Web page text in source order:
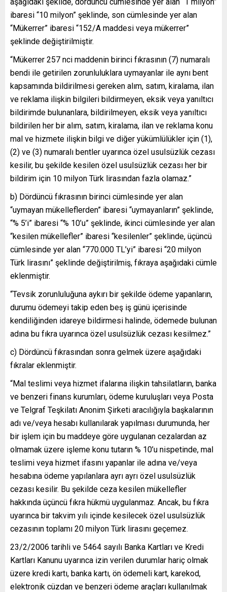
ibaresi “10 milyon” şeklinde, son cümlesinde yer alan
“Mükerrer” ibaresi “152/A maddesi veya mükerrer”
şeklinde değiştirilmiştir.
“Mükerrer 257 nci maddenin birinci fıkrasının (7) numaralı
bendi ile getirilen zorunluluklara uymayanlar ile aynı bent
kapsamında bildirilmesi gereken alım, satım, kiralama, ilan
ve reklama ilişkin bilgileri bildirmeyen, eksik veya yanıltıcı
bildirimde bulunanlara, bildirilmeyen, eksik veya yanıltıcı
bildirilen her bir alım, satım, kiralama, ilan ve reklama konu
mal ve hizmete ilişkin bilgi ve diğer yükümlülükler için (1),
(2) ve (3) numaralı bentler uyarınca özel usulsüzlük cezası
kesilir, bu şekilde kesilen özel usulsüzlük cezası her bir
bildirim için 10 milyon Türk lirasından fazla olamaz.”
b) Dördüncü fıkrasının birinci cümlesinde yer alan
“uymayan mükelleflerden” ibaresi “uymayanların” şeklinde,
“% 5’i” ibaresi “% 10’u” şeklinde, ikinci cümlesinde yer alan
“kesilen mükellefler” ibaresi “kesilenler” şeklinde, üçüncü
cümlesinde yer alan “770.000 TL’yi” ibaresi “20 milyon
Türk lirasını” şeklinde değiştirilmiş, fıkraya aşağıdaki cümle
eklenmiştir.
“Tevsik zorunluluğuna aykırı bir şekilde ödeme yapanların,
durumu ödemeyi takip eden beş iş günü içerisinde
kendiliğinden idareye bildirmesi halinde, ödemede bulunan
adına bu fıkra uyarınca özel usulsüzlük cezası kesilmez.”
c) Dördüncü fıkrasından sonra gelmek üzere aşağıdaki
fıkralar eklenmiştir.
“Mal teslimi veya hizmet ifalarına ilişkin tahsilatların, banka
ve benzeri finans kurumları, ödeme kuruluşları veya Posta
ve Telgraf Teşkilatı Anonim Şirketi aracılığıyla başkalarının
adı ve/veya hesabı kullanılarak yapılması durumunda, her
bir işlem için bu maddeye göre uygulanan cezalardan az
olmamak üzere işleme konu tutarın % 10’u nispetinde, mal
teslimi veya hizmet ifasını yapanlar ile adına ve/veya
hesabına ödeme yapılanlara ayrı ayrı özel usulsüzlük
cezası kesilir. Bu şekilde ceza kesilen mükellefler
hakkında üçüncü fıkra hükmü uygulanmaz. Ancak, bu fıkra
uyarınca bir takvim yılı içinde kesilecek özel usulsüzlük
cezasının toplamı 20 milyon Türk lirasını geçemez.
23/2/2006 tarihli ve 5464 sayılı Banka Kartları ve Kredi
Kartları Kanunu uyarınca izin verilen durumlar hariç olmak
üzere kredi kartı, banka kartı, ön ödemeli kart, karekod,
elektronik cüzdan ve benzeri ödeme araçları kullanılmak